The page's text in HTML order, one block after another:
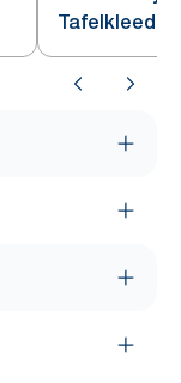
Tafelkleed